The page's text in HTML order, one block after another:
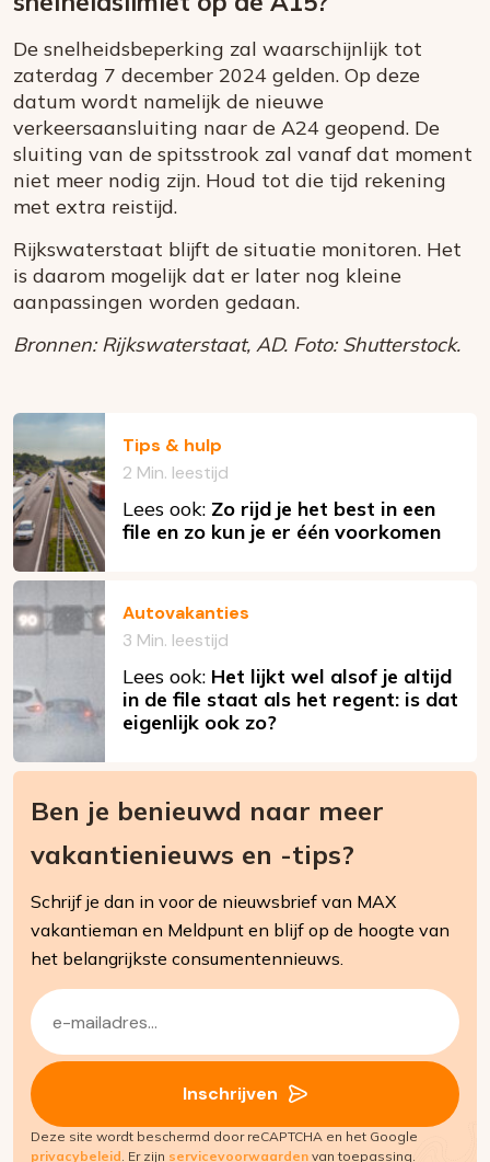
De snelheidsbeperking zal waarschijnlijk tot
zaterdag 7 december 2024 gelden. Op deze
datum wordt namelijk de nieuwe
verkeersaansluiting naar de A24 geopend. De
sluiting van de spitsstrook zal vanaf dat moment
niet meer nodig zijn. Houd tot die tijd rekening
met extra reistijd.
Rijkswaterstaat blijft de situatie monitoren. Het
is daarom mogelijk dat er later nog kleine
aanpassingen worden gedaan.
Bronnen: Rijkswaterstaat, AD. Foto: Shutterstock.
Tips & hulp
2 Min. leestijd
Lees ook: Zo rijd je het best in een
file en zo kun je er één voorkomen
Autovakanties
3 Min. leestijd
Lees ook: Het lijkt wel alsof je altijd
in de file staat als het regent: is dat
eigenlijk ook zo?
Ben je benieuwd naar meer
vakantienieuws en -tips?
Schrijf je dan in voor de nieuwsbrief van MAX
vakantieman en Meldpunt en blijf op de hoogte van
het belangrijkste consumentennieuws.
E-
mailadres
(Vereist)
Inschrijven
Deze site wordt beschermd door reCAPTCHA en het Google
privacybeleid. Er zijn servicevoorwaarden van toepassing.